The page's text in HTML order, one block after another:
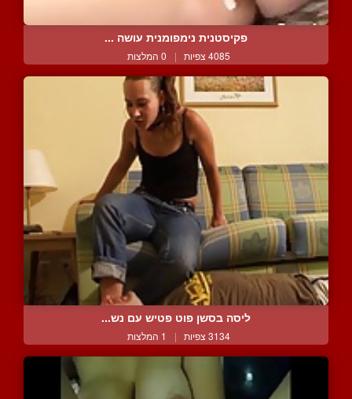
פקיסטנית נימפומנית עושה ...
4085 צפיות | 0 המלצות
ליסה בסשן פוט פטיש עם נש...
3134 צפיות | 1 המלצות